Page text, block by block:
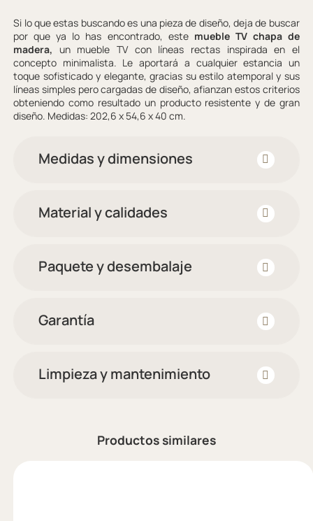
Si lo que estas buscando es una pieza de diseño, deja de buscar
por que ya lo has encontrado, estemueble TV chapa de
madera, un mueble TV con líneas rectas inspirada en el
concepto minimalista. Le aportará a cualquier estancia un
toque sofisticado y elegante, gracias su estilo atemporal y sus
líneas simples pero cargadas de diseño, afianzan estos criterios
obteniendo como resultado un producto resistente y de gran
diseño. Medidas: 202,6 x 54,6 x 40 cm.
Medidas y dimensiones
Material y calidades
Paquete y desembalaje
Garantía
Limpieza y mantenimiento
Productos similares